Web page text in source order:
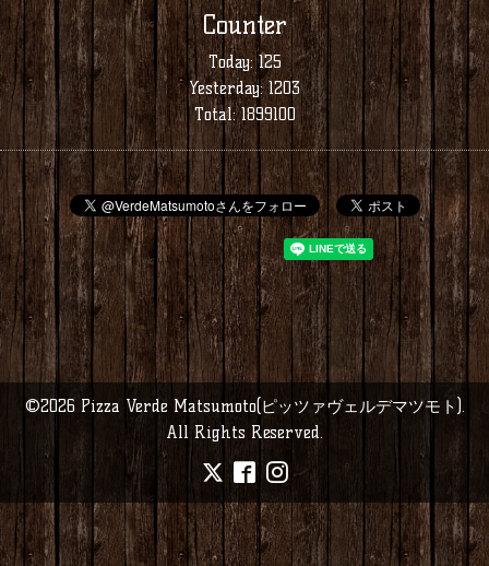
Counter
Today:125
Yesterday:1203
Total:1899100
©2026 Pizza Verde Matsumoto(ピッツァヴェルデマツモト)
All Rights Reserved.